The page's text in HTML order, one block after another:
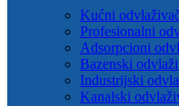
Kućni
Profesionalni
Adsorpcioni
Bazenski
Industrijski
Kanalski